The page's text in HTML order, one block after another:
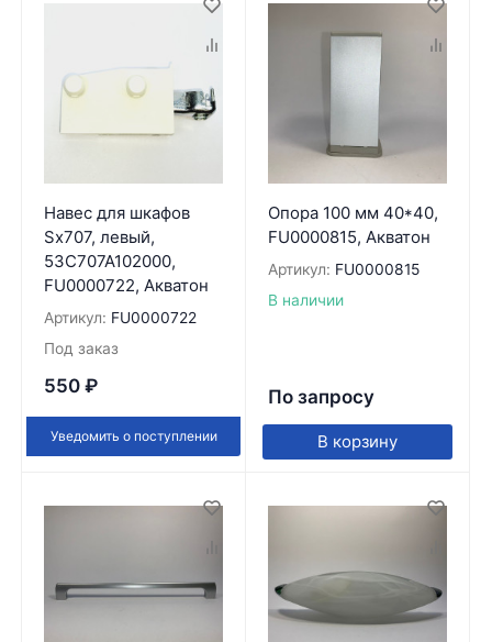
Навес для шкафов
Sx707, левый,
53C707A102000,
FU0000722, Акватон
Артикул: FU0000722
Под заказ
550 ₽
Уведомить о поступлении
Опора 100 мм 40*40,
FU0000815, Акватон
Артикул: FU0000815
В наличии
По запросу
В корзину